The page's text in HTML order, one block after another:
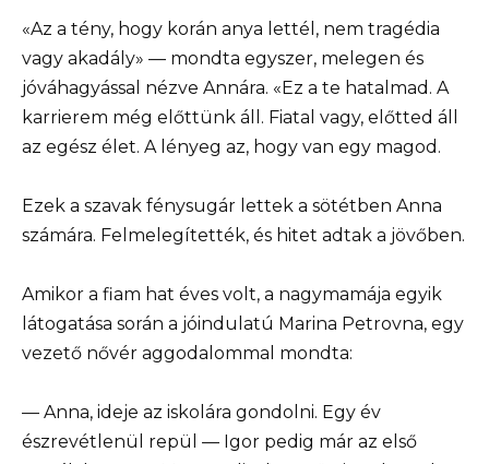
«Az a tény, hogy korán anya lettél, nem tragédia
vagy akadály» — mondta egyszer, melegen és
jóváhagyással nézve Annára. «Ez a te hatalmad. A
karrierem még előttünk áll. Fiatal vagy, előtted áll
az egész élet. A lényeg az, hogy van egy magod.
Ezek a szavak fénysugár lettek a sötétben Anna
számára. Felmelegítették, és hitet adtak a jövőben.
Amikor a fiam hat éves volt, a nagymamája egyik
látogatása során a jóindulatú Marina Petrovna, egy
vezető nővér aggodalommal mondta:
— Anna, ideje az iskolára gondolni. Egy év
észrevétlenül repül — Igor pedig már az első